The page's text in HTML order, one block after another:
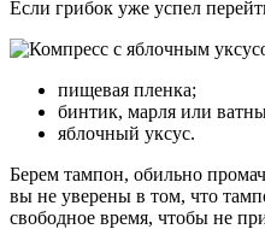
Если грибок уже успел
пищевая пленка;
бинтик, марля или
яблочный уксус.
Берем тампон, обильно
вы не уверены в том, что
свободное время, чтобы не